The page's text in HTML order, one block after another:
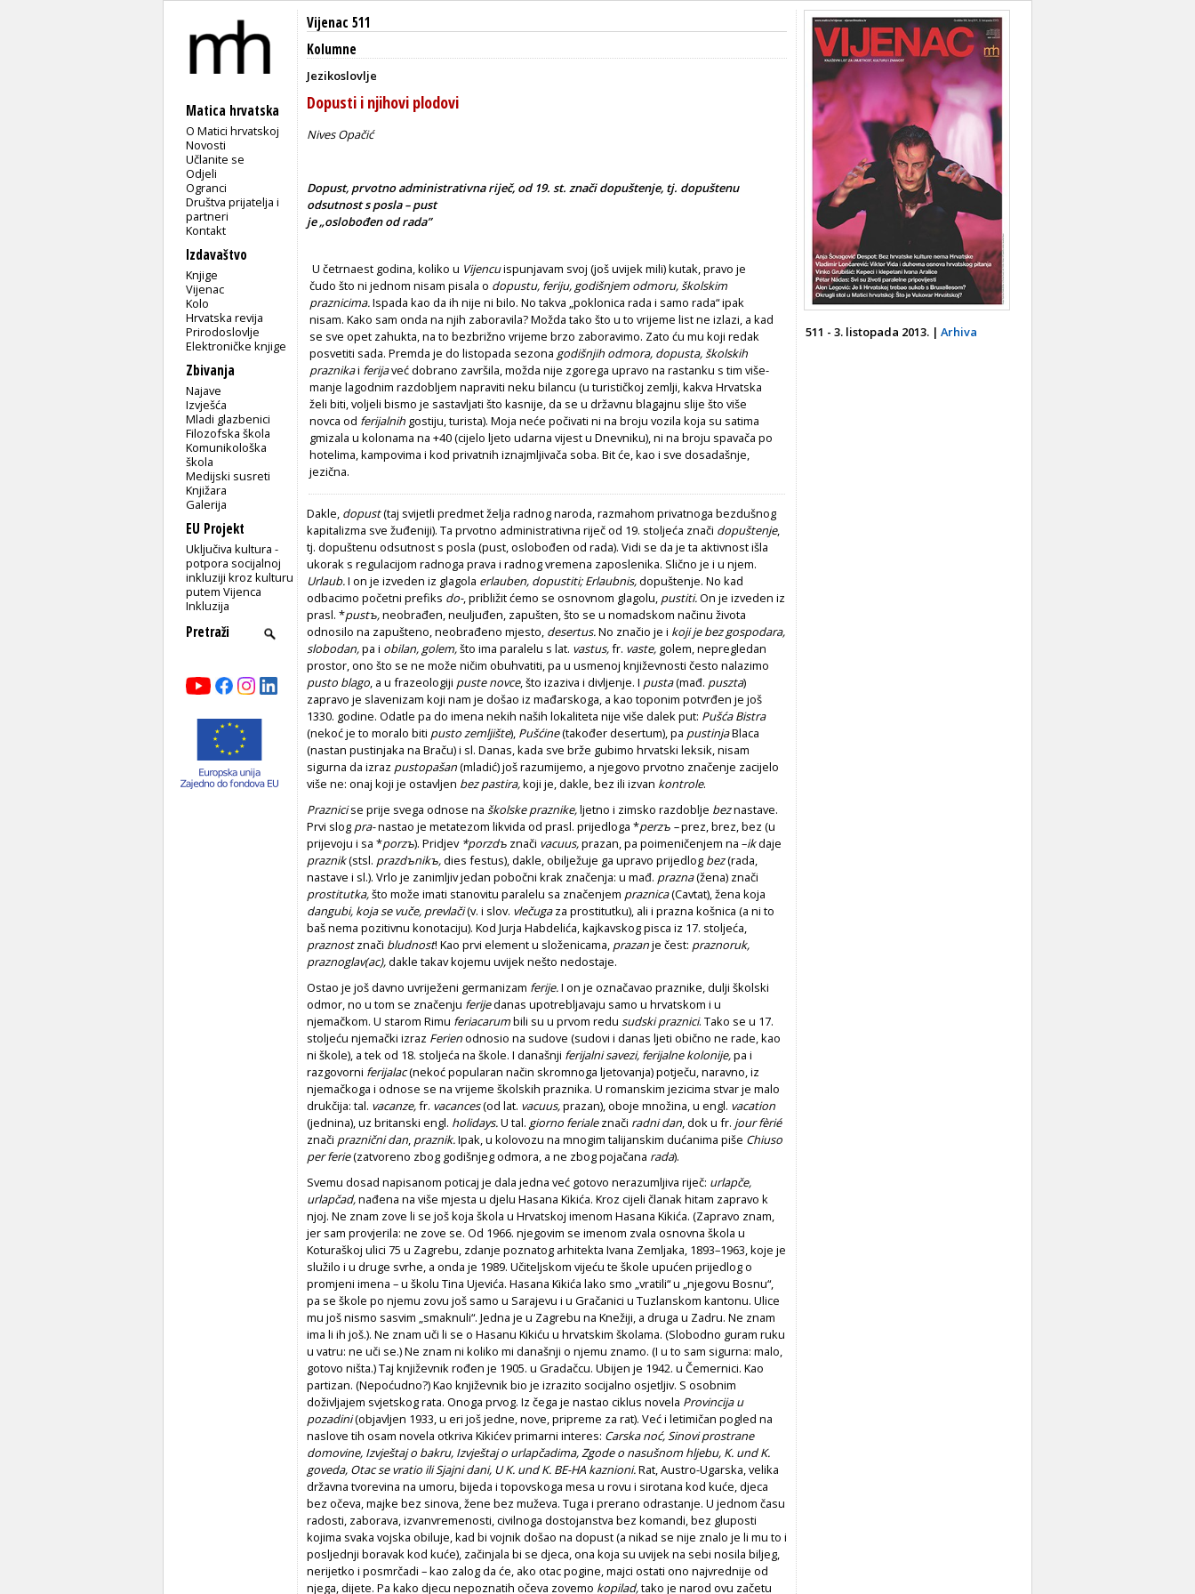
Matica hrvatska
O Matici hrvatskoj
Novosti
Učlanite se
Odjeli
Ogranci
Društva prijatelja i
partneri
Kontakt
Izdavaštvo
Knjige
Vijenac
Kolo
Hrvatska revija
Prirodoslovlje
Elektroničke knjige
Zbivanja
Najave
Izvješća
Mladi glazbenici
Filozofska škola
Komunikološka
škola
Medijski susreti
Knjižara
Galerija
EU Projekt
Uključiva kultura -
potpora socijalnoj
inkluziji kroz kulturu
putem Vijenca
Inkluzija
Vijenac 511
Kolumne
Jezikoslovlje
Dopusti i njihovi plodovi
Nives Opačić
Dopust, prvotno administrativna riječ, od 19. st. znači dopuštenje, tj. dopuštenu
odsutnost s posla – pust
je „oslobođen od rada”
U četrnaest godina, koliko u Vijencuispunjavam svoj (još uvijek mili) kutak, pravo je
čudo što ni jednom nisam pisala o dopustu, feriju, godišnjem odmoru, školskim
praznicima.Ispada kao da ih nije ni bilo. No takva „poklonica rada i samo rada“ ipak
nisam. Kako sam onda na njih zaboravila? Možda tako što u to vrijeme list ne izlazi, a kad
se sve opet zahukta, na to bezbrižno vrijeme brzo zaboravimo. Zato ću mu koji redak
posvetiti sada. Premda je do listopada sezona godišnjih odmora, dopusta, školskih
praznikai ferijaveć dobrano završila, možda nije zgorega upravo na rastanku s tim više-
manje lagodnim razdobljem napraviti neku bilancu (u turističkoj zemlji, kakva Hrvatska
želi biti, voljeli bismo je sastavljati što kasnije, da se u državnu blagajnu slije što više
novca od ferijalnih gostiju, turista). Moja neće počivati ni na broju vozila koja su satima
gmizala u kolonama na +40 (cijelo ljeto udarna vijest u Dnevniku), ni na broju spavača po
hotelima, kampovima i kod privatnih iznajmljivača soba. Bit će, kao i sve dosadašnje,
jezična.
Dakle, dopust(taj svijetli predmet želja radnog naroda, razmahom privatnoga bezdušnog
kapitalizma sve žuđeniji). Ta prvotno administrativna riječ od 19. stoljeća znači dopuštenje,
tj. dopuštenu odsutnost s posla (pust, oslobođen od rada). Vidi se da je ta aktivnost išla
ukorak s regulacijom radnoga prava i radnog vremena zaposlenika. Slično je i u njem.
Urlaub.I on je izveden iz glagola erlauben, dopustiti; Erlaubnis,dopuštenje. No kad
odbacimo početni prefiks do-,približit ćemo se osnovnom glagolu, pustiti.On je izveden iz
prasl. *pustъ,neobrađen, neuljuđen, zapušten, što se u nomadskom načinu života
odnosilo na zapušteno, neobrađeno mjesto, desertus.No značio je i koji je bez gospodara,
slobodan,pa i obilan, golem,što ima paralelu s lat. vastus,fr. vaste, golem, nepregledan
prostor, ono što se ne može ničim obuhvatiti, pa u usmenoj književnosti često nalazimo
pusto blago, a u frazeologiji puste novce, što izaziva i divljenje. I pusta(mađ. puszta)
zapravo je slavenizam koji nam je došao iz mađarskoga, a kao toponim potvrđen je još
1330. godine. Odatle pa do imena nekih naših lokaliteta nije više dalek put: Pušća Bistra
(nekoć je to moralo biti pusto zemljište), Pušćine(također desertum), pa pustinjaBlaca
(nastan pustinjaka na Braču) i sl. Danas, kada sve brže gubimo hrvatski leksik, nisam
sigurna da izraz pustopašan(mladić) još razumijemo, a njegovo prvotno značenje zacijelo
više ne: onaj koji je ostavljen bez pastira,koji je, dakle, bez ili izvan kontrole.
Praznicise prije svega odnose na školske praznike,ljetno i zimsko razdoblje beznastave.
Prvi slog pra-nastao je metatezom likvida od prasl. prijedloga *perzъ –prez, brez, bez (u
prijevoju i sa *porzъ). Pridjev *porzdъ znači vacuus,prazan, pa poimeničenjem na –ikdaje
praznik(stsl. prazdъnikъ,dies festus), dakle, obilježuje ga upravo prijedlog bez(rada,
nastave i sl.). Vrlo je zanimljiv jedan pobočni krak značenja: u mađ. prazna(žena) znači
prostitutka,što može imati stanovitu paralelu sa značenjem praznica(Cavtat), žena koja
dangubi, koja se vuče, prevlači(v. i slov. vlečugaza prostitutku), ali i prazna košnica (a ni to
baš nema pozitivnu konotaciju). Kod Jurja Habdelića, kajkavskog pisca iz 17. stoljeća,
praznostznači bludnost! Kao prvi element u složenicama, prazanje čest: praznoruk,
praznoglav(ac),dakle takav kojemu uvijek nešto nedostaje.
Ostao je još davno uvriježeni germanizam ferije.I on je označavao praznike, dulji školski
odmor, no u tom se značenju ferijedanas upotrebljavaju samo u hrvatskom i u
njemačkom. U starom Rimu feriacarumbili su u prvom redu sudski praznici. Tako se u 17.
stoljeću njemački izraz Ferienodnosio na sudove (sudovi i danas ljeti obično ne rade, kao
ni škole), a tek od 18. stoljeća na škole. I današnji ferijalni savezi, ferijalne kolonije,pa i
razgovorni ferijalac(nekoć popularan način skromnoga ljetovanja) potječu, naravno, iz
njemačkoga i odnose se na vrijeme školskih praznika. U romanskim jezicima stvar je malo
drukčija: tal. vacanze,fr. vacances(od lat. vacuus,prazan), oboje množina, u engl. vacation
(jednina), uz britanski engl. holidays.U tal. giorno ferialeznači radni dan, dok u fr. jour fèrié
znači praznični dan, praznik.Ipak, u kolovozu na mnogim talijanskim dućanima piše Chiuso
per ferie(zatvoreno zbog godišnjeg odmora, a ne zbog pojačana rada).
Svemu dosad napisanom poticaj je dala jedna već gotovo nerazumljiva riječ: urlapče,
urlapčad,nađena na više mjesta u djelu Hasana Kikića. Kroz cijeli članak hitam zapravo k
njoj. Ne znam zove li se još koja škola u Hrvatskoj imenom Hasana Kikića. (Zapravo znam,
jer sam provjerila: ne zove se. Od 1966. njegovim se imenom zvala osnovna škola u
Koturaškoj ulici 75 u Zagrebu, zdanje poznatog arhitekta Ivana Zemljaka, 1893–1963, koje je
služilo i u druge svrhe, a onda je 1989. Učiteljskom vijeću te škole upućen prijedlog o
promjeni imena – u školu Tina Ujevića. Hasana Kikića lako smo „vratili“ u „njegovu Bosnu“,
pa se škole po njemu zovu još samo u Sarajevu i u Gračanici u Tuzlanskom kantonu. Ulice
mu još nismo sasvim „smaknuli“. Jedna je u Zagrebu na Knežiji, a druga u Zadru. Ne znam
ima li ih još.). Ne znam uči li se o Hasanu Kikiću u hrvatskim školama. (Slobodno guram ruku
u vatru: ne uči se.) Ne znam ni koliko mi današnji o njemu znamo. (I u to sam sigurna: malo,
gotovo ništa.) Taj književnik rođen je 1905. u Gradačcu. Ubijen je 1942. u Čemernici. Kao
partizan. (Nepoćudno?) Kao književnik bio je izrazito socijalno osjetljiv. S osobnim
doživljajem svjetskog rata. Onoga prvog. Iz čega je nastao ciklus novela Provincija u
pozadini(objavljen 1933, u eri još jedne, nove, pripreme za rat). Već i letimičan pogled na
naslove tih osam novela otkriva Kikićev primarni interes: Carska noć, Sinovi prostrane
domovine, Izvještaj o bakru, Izvještaj o urlapčadima, Zgode o nasušnom hljebu, K. und K.
goveda, Otac se vratio ili Sjajni dani, U K. und K. BE-HA kaznioni.Rat, Austro-Ugarska, velika
državna tvorevina na umoru, bijeda i topovskoga mesa u rovu i sirotana kod kuće, djeca
bez očeva, majke bez sinova, žene bez muževa. Tuga i prerano odrastanje. U jednom času
radosti, zaborava, izvanvremenosti, civilnoga dostojanstva bez komandi, bez gluposti
kojima svaka vojska obiluje, kad bi vojnik došao na dopust (a nikad se nije znalo je li mu to i
posljednji boravak kod kuće), začinjala bi se djeca, ona koja su uvijek na sebi nosila biljeg,
nerijetko i posmrčadi – kao zalog da će, ako otac pogine, majci ostati ono najvrednije od
njega, dijete. Pa kako djecu nepoznatih očeva zovemo kopilad,tako je narod ovu začetu
511 - 3. listopada 2013. | Arhiva